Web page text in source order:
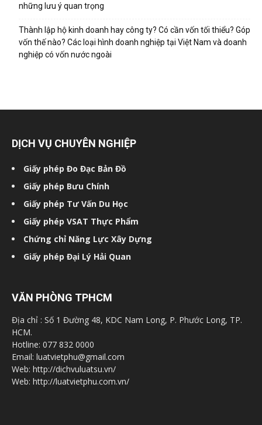
những lưu ý quan trọng
Thành lập hộ kinh doanh hay công ty? Có cần vốn tối thiểu? Góp
vốn thế nào? Các loại hình doanh nghiệp tại Việt Nam và doanh
nghiệp có vốn nước ngoài
DỊCH VỤ CHUYÊN NGHIỆP
Giấy phép Đo Đạc Bản Đồ
Giấy phép Bưu Chính
Giấy phép Tư Vấn Du Học
Giấy phép VSAT Thực Phẩm
Chứng chỉ Năng Lực Xây Dựng
Giấy phép Đại Lý Hải Quan
VĂN PHÒNG TPHCM
Địa chỉ : Số 1 Đường 48, KDC Nam Long, P. Phước Long, TP.
HCM.
Hotline: 077 832 0000
Email: luatvietphu@gmail.com
Web: http://dichvuluatsu.vn/
Web: http://luatvietphu.com.vn/